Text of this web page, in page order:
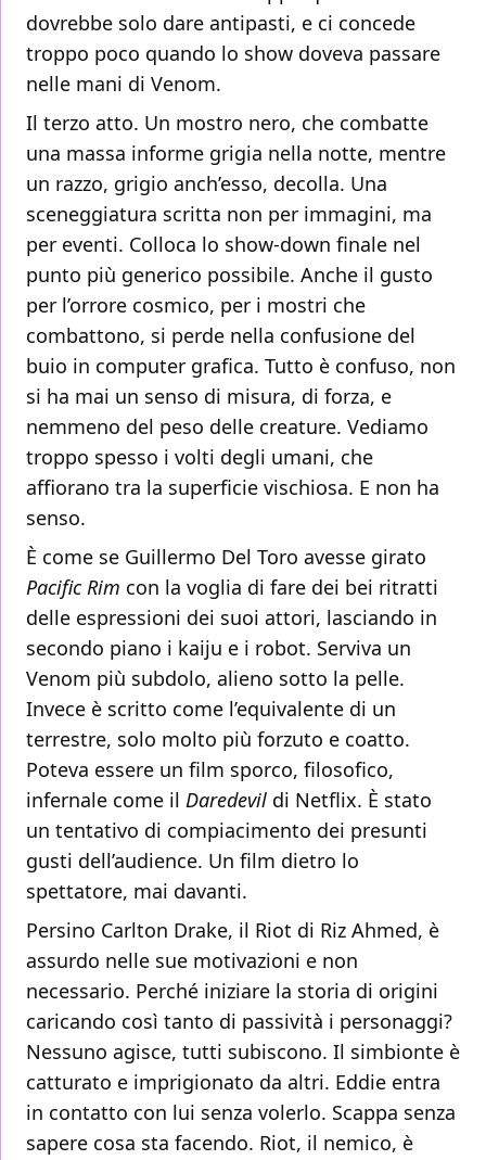
dovrebbe solo dare antipasti, e ci concede
troppo poco quando lo show doveva passare
nelle mani di Venom.
Il terzo atto. Un mostro nero, che combatte
una massa informe grigia nella notte, mentre
un razzo, grigio anch’esso, decolla. Una
sceneggiatura scritta non per immagini, ma
per eventi. Colloca lo show-down finale nel
punto più generico possibile. Anche il gusto
per l’orrore cosmico, per i mostri che
combattono, si perde nella confusione del
buio in computer grafica. Tutto è confuso, non
si ha mai un senso di misura, di forza, e
nemmeno del peso delle creature. Vediamo
troppo spesso i volti degli umani, che
affiorano tra la superficie vischiosa. E non ha
senso.
È come se Guillermo Del Toro avesse girato
Pacific Rim con la voglia di fare dei bei ritratti
delle espressioni dei suoi attori, lasciando in
secondo piano i kaiju e i robot. Serviva un
Venom più subdolo, alieno sotto la pelle.
Invece è scritto come l’equivalente di un
terrestre, solo molto più forzuto e coatto.
Poteva essere un film sporco, filosofico,
infernale come il Daredevil di Netflix. È stato
un tentativo di compiacimento dei presunti
gusti dell’audience. Un film dietro lo
spettatore, mai davanti.
Persino Carlton Drake, il Riot di Riz Ahmed, è
assurdo nelle sue motivazioni e non
necessario. Perché iniziare la storia di origini
caricando così tanto di passività i personaggi?
Nessuno agisce, tutti subiscono. Il simbionte è
catturato e imprigionato da altri. Eddie entra
in contatto con lui senza volerlo. Scappa senza
sapere cosa sta facendo. Riot, il nemico, è